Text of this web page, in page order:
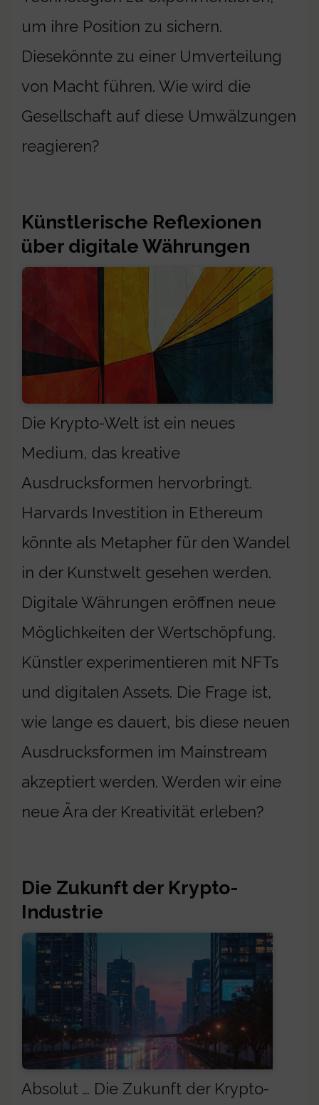
um ihre Position zu sichern.
Diesekönnte zu einer Umverteilung
von Macht führen. Wie wird die
Gesellschaft auf diese Umwälzungen
reagieren?
Künstlerische Reflexionen
über digitale Währungen
Die Krypto-Welt ist ein neues
Medium, das kreative
Ausdrucksformen hervorbringt.
Harvards Investition in Ethereum
könnte als Metapher für den Wandel
in der Kunstwelt gesehen werden.
Digitale Währungen eröffnen neue
Möglichkeiten der Wertschöpfung.
Künstler experimentieren mit NFTs
und digitalen Assets. Die Frage ist,
wie lange es dauert, bis diese neuen
Ausdrucksformen im Mainstream
akzeptiert werden. Werden wir eine
neue Ära der Kreativität erleben?
Die Zukunft der Krypto-
Industrie
Absolut … Die Zukunft der Krypto-